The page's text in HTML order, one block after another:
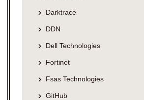
Darktrace
DDN
Dell Technologies
Fortinet
Fsas Technologies
GitHub